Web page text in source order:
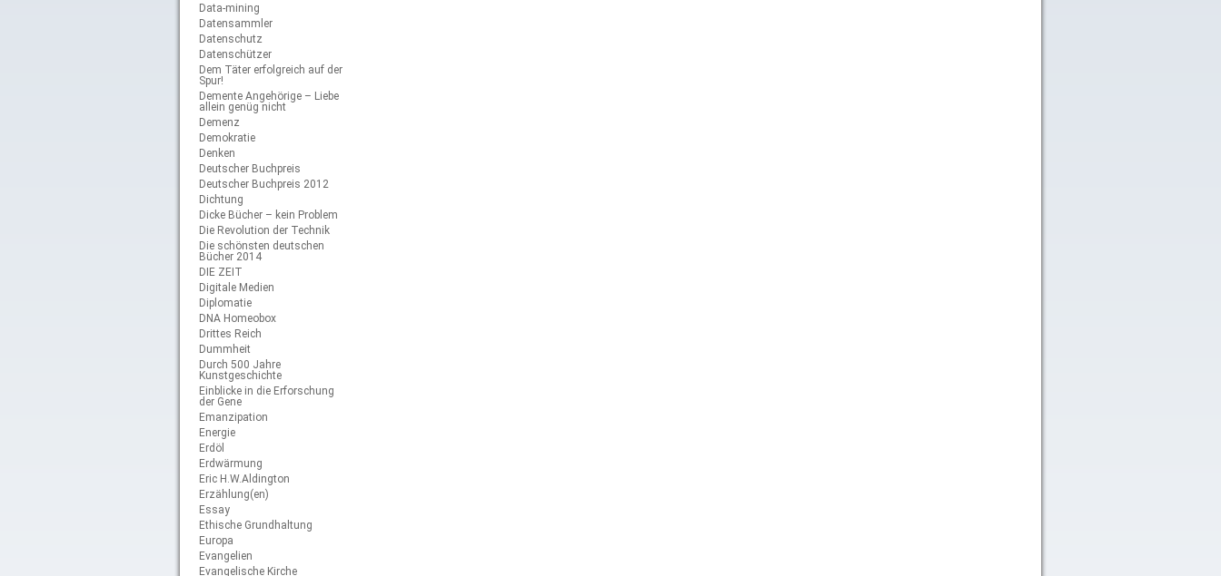
Data-mining
Datensammler
Datenschutz
Datenschützer
Dem Täter erfolgreich auf der
Spur!
Demente Angehörige – Liebe
allein genüg nicht
Demenz
Demokratie
Denken
Deutscher Buchpreis
Deutscher Buchpreis 2012
Dichtung
Dicke Bücher – kein Problem
Die Revolution der Technik
Die schönsten deutschen
Bücher 2014
DIE ZEIT
Digitale Medien
Diplomatie
DNA Homeobox
Drittes Reich
Dummheit
Durch 500 Jahre
Kunstgeschichte
Einblicke in die Erforschung
der Gene
Emanzipation
Energie
Erdöl
Erdwärmung
Eric H.W.Aldington
Erzählung(en)
Essay
Ethische Grundhaltung
Europa
Evangelien
Evangelische Kirche